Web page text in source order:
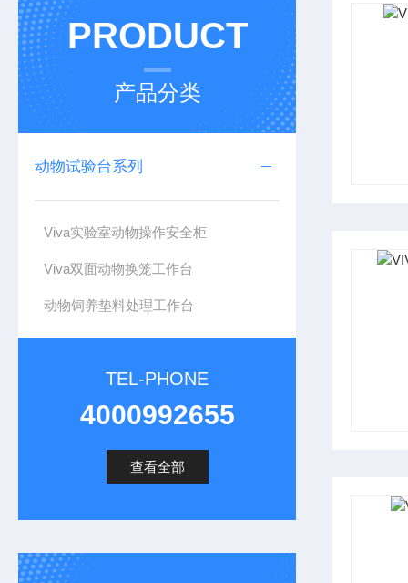
PRODUCT
产品分类
动物试验台系列
Viva实验室动物操作安全柜
Viva双面动物换笼工作台
动物饲养垫料处理工作台
TEL-PHONE
4000992655
查看全部